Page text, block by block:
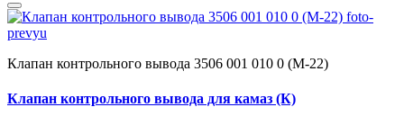
Клапан контрольного вывода 3506 001 010 0 (М-22)
Клапан контрольного вывода для камаз (К)